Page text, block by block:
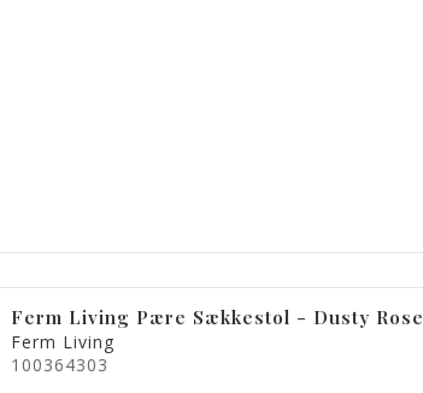
Ferm Living Pære Sækkestol - Dusty Rose
Ferm Living
100364303